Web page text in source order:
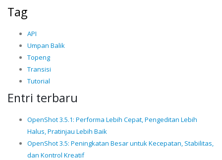
Tag
API
Umpan Balik
Topeng
Transisi
Tutorial
Entri terbaru
OpenShot 3.5.1: Performa Lebih Cepat, Pengeditan Lebih
Halus, Pratinjau Lebih Baik
OpenShot 3.5: Peningkatan Besar untuk Kecepatan, Stabilitas,
dan Kontrol Kreatif